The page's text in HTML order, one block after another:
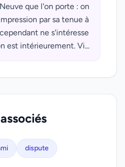
que l'on porte : on
par sa tenue à
ne s'intéresse
est intérieurement. Vi...
dispute